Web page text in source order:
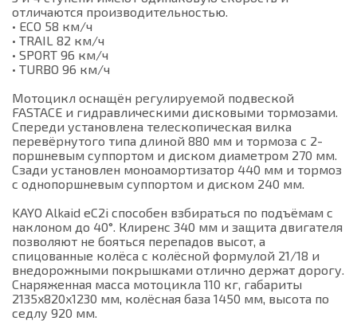
отличаются производительностью.
• ECO 58 км/ч
• TRAIL 82 км/ч
• SPORT 96 км/ч
• TURBO 96 км/ч
Мотоцикл оснащён регулируемой подвеской
FASTACE и гидравлическими дисковыми тормозами.
Спереди установлена телескопическая вилка
перевёрнутого типа длиной 880 мм и тормоза с 2-
поршневым суппортом и диском диаметром 270 мм.
Сзади установлен моноамортизатор 440 мм и тормоз
с однопоршневым суппортом и диском 240 мм.
KAYO Alkaid eC2i способен взбираться по подъёмам с
наклоном до 40°. Клиренс 340 мм и защита двигателя
позволяют не бояться перепадов высот, а
спицованные колёса с колёсной формулой 21/18 и
внедорожными покрышками отлично держат дорогу.
Снаряженная масса мотоцикла 110 кг, габариты
2135x820x1230 мм, колёсная база 1450 мм, высота по
седлу 920 мм.